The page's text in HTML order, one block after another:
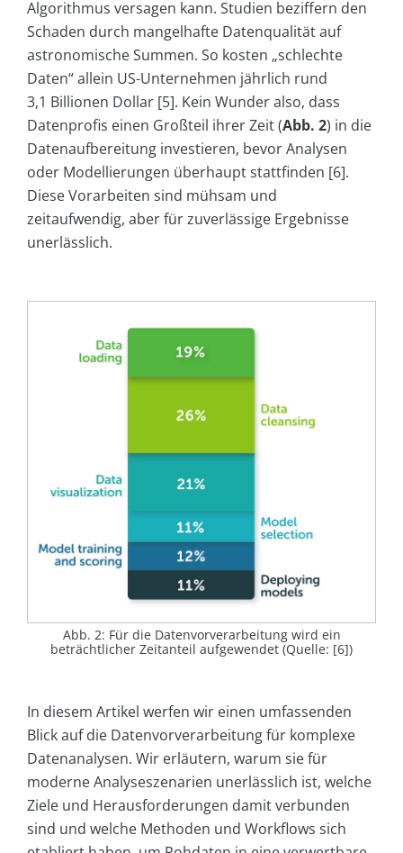
Algorithmus versagen kann. Studien beziffern den
Schaden durch mangelhafte Datenqualität auf
astronomische Summen. So kosten „schlechte
Daten“ allein US-Unternehmen jährlich rund
3,1 Billionen Dollar [5]. Kein Wunder also, dass
Datenprofis einen Großteil ihrer Zeit (Abb. 2) in die
Datenaufbereitung investieren, bevor Analysen
oder Modellierungen überhaupt stattfinden [6].
Diese Vorarbeiten sind mühsam und
zeitaufwendig, aber für zuverlässige Ergebnisse
unerlässlich.
Abb. 2: Für die Datenvorverarbeitung wird ein
beträchtlicher Zeitanteil aufgewendet (Quelle: [6])
In diesem Artikel werfen wir einen umfassenden
Blick auf die Datenvorverarbeitung für komplexe
Datenanalysen. Wir erläutern, warum sie für
moderne Analyseszenarien unerlässlich ist, welche
Ziele und Herausforderungen damit verbunden
sind und welche Methoden und Workflows sich